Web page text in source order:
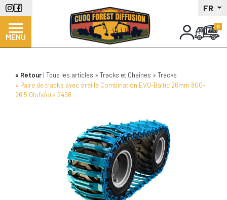
Aller
au
contenu
principal
FR
MENU
Retour Tous les articles Tracks et Chaînes
Tracks
Paire de tracks avec oreille Combination EVO-Baltic 26mm 800-
26.5 Olofsfors 2496